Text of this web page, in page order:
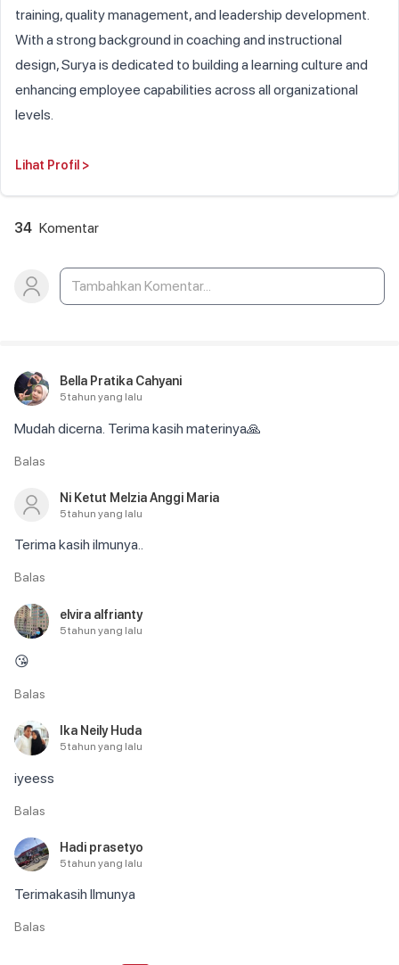
training, quality management, and leadership development.
With a strong background in coaching and instructional
design, Surya is dedicated to building a learning culture and
enhancing employee capabilities across all organizational
levels.
Lihat Profil >
34 Komentar
Bella Pratika Cahyani
5 tahun yang lalu
Mudah dicerna. Terima kasih materinya🙏
Balas
Ni Ketut Melzia Anggi Maria
5 tahun yang lalu
Terima kasih ilmunya..
Balas
elvira alfrianty
5 tahun yang lalu
😘
Balas
Ika Neily Huda
5 tahun yang lalu
iyeess
Balas
Hadi prasetyo
5 tahun yang lalu
Terimakasih Ilmunya
Balas